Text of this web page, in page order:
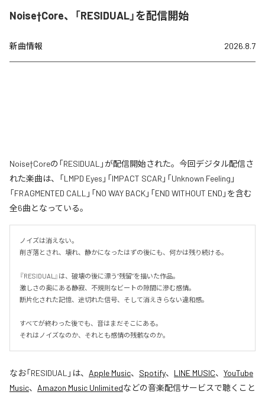
Noise†Core、「RESIDUAL」を配信開始
新曲情報 2026.8.7
Noise†Coreの「RESIDUAL」が配信開始された。今回デジタル配信さ
れた楽曲は、「LMPD Eyes」「IMPACT SCAR」「Unknown Feeling」
「FRAGMENTED CALL」「NO WAY BACK」「END WITHOUT END」を含む
全6曲となっている。
ノイズは消えない。
削ぎ落とされ、壊れ、静かになったはずの後にも、何かは残り続ける。
『RESIDUAL』は、破壊の後に漂う“残留”を描いた作品。
激しさの奥にある静寂、不規則なビートの隙間に滲む感情。
断片化された記憶、途切れた信号、そして消えきらない違和感。
すべてが終わった後でも、音はまだそこにある。
それはノイズなのか、それとも感情の残骸なのか。
なお「RESIDUAL 」は、 Apple Music、 Spotify、 LINE MUSIC、 YouTube
Music、 Amazon Music Unlimitedなどの音楽配信サービスで聴くこと